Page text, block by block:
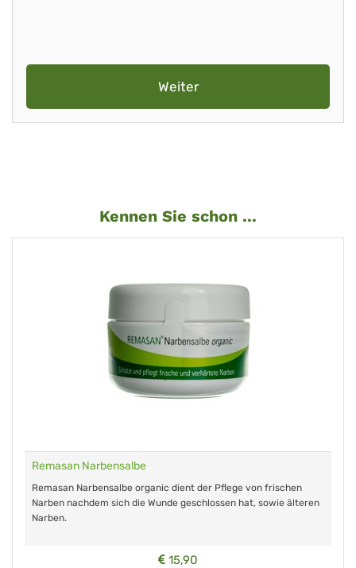
Weiter
Kennen Sie schon ...
Remasan Narbensalbe
Remasan Narbensalbe organic dient der Pflege von frischen
Narben nachdem sich die Wunde geschlossen hat, sowie älteren
Narben.
15,90